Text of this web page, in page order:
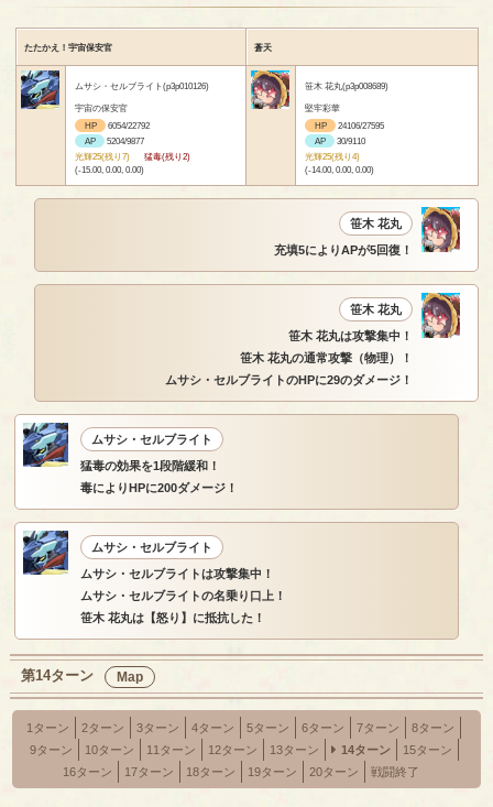
たたかえ！宇宙保安官 蒼天
ムサシ・セルブライト(p3p010126)
宇宙の保安官
HP
6054/22792
AP
5204/9877
光輝25(残り7)
猛毒(残り2)
(-15.00, 0.00, 0.00)
笹木 花丸(p3p008689)
堅牢彩華
HP
24106/27595
AP
30/9110
光輝25(残り4)
(-14.00, 0.00, 0.00)
笹木 花丸
充填5によりAPが5回復！
笹木 花丸
笹木 花丸は攻撃集中！
笹木 花丸の通常攻撃（物理）！
ムサシ・セルブライトのHPに29のダメージ！
ムサシ・セルブライト
猛毒の効果を1段階緩和！
毒によりHPに200ダメージ！
ムサシ・セルブライト
ムサシ・セルブライトは攻撃集中！
ムサシ・セルブライトの名乗り口上！
笹木 花丸は【怒り】に抵抗した！
第14ターン Map
1ターン 2ターン 3ターン 4ターン 5ターン 6ターン 7ターン
8ターン
9ターン
10ターン 11ターン 12ターン 13ターン 14ターン
15ターン
16ターン
17ターン 18ターン 19ターン 20ターン 戦闘終了